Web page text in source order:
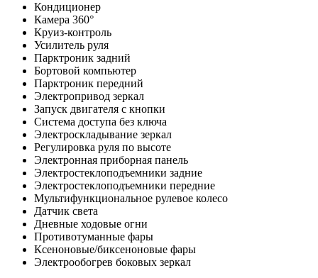
Кондиционер
Камера 360°
Круиз-контроль
Усилитель руля
Парктроник задний
Бортовой компьютер
Парктроник передний
Электропривод зеркал
Запуск двигателя с кнопки
Система доступа без ключа
Электроскладывание зеркал
Регулировка руля по высоте
Электронная приборная панель
Электростеклоподъемники задние
Электростеклоподъемники передние
Мультифункциональное рулевое колесо
Датчик света
Дневные ходовые огни
Противотуманные фары
Ксеноновые/биксеноновые фары
Электрообогрев боковых зеркал